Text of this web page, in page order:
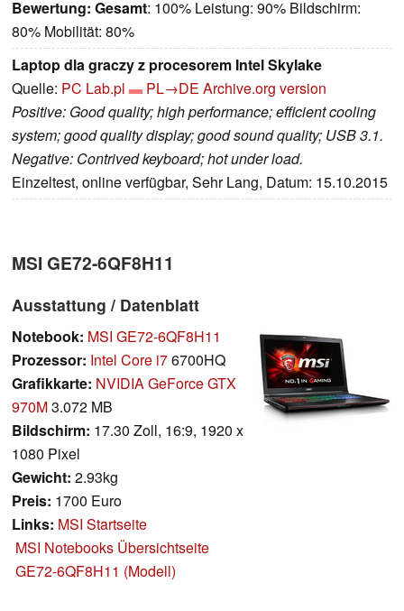
Bewertung: Gesamt: 100% Leistung: 90% Bildschirm:
80% Mobilität: 80%
Laptop dla graczy z procesorem Intel Skylake
Quelle: PC Lab.pl PL→DE Archive.org version
Positive: Good quality; high performance; efficient cooling
system; good quality display; good sound quality; USB 3.1.
Negative: Contrived keyboard; hot under load.
Einzeltest, online verfügbar, Sehr Lang, Datum: 15.10.2015
MSI GE72-6QF8H11
Ausstattung / Datenblatt
Notebook: MSI GE72-6QF8H11
Prozessor: Intel Core i76700HQ
Grafikkarte: NVIDIA GeForce GTX
970M3.072 MB
Bildschirm: 17.30 Zoll, 16:9, 1920 x
1080 Pixel
Gewicht: 2.93kg
Preis: 1700 Euro
Links: MSI Startseite
MSI Notebooks Übersichtseite
GE72-6QF8H11 (Modell)